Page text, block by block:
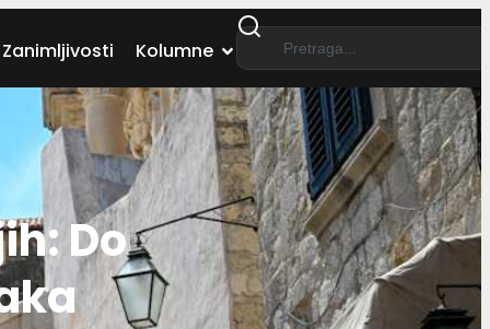
Zanimljivosti Kolumne
Do